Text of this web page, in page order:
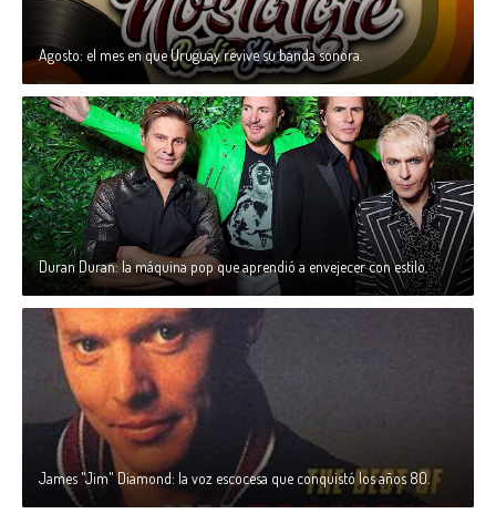
Agosto: el mes en que Uruguay revive su banda sonora.
Duran Duran: la máquina pop que aprendió a envejecer con estilo.
James "Jim" Diamond: la voz escocesa que conquistó los años 80.